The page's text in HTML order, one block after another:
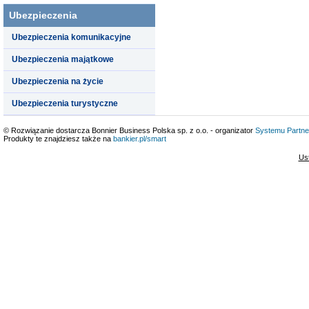
Ubezpieczenia
Ubezpieczenia komunikacyjne
Ubezpieczenia majątkowe
Ubezpieczenia na życie
Ubezpieczenia turystyczne
© Rozwiązanie dostarcza Bonnier Business Polska sp. z o.o. - organizator Systemu
Produkty te znajdziesz także na bankier.pl/smart